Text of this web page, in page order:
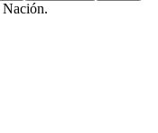
Nación.